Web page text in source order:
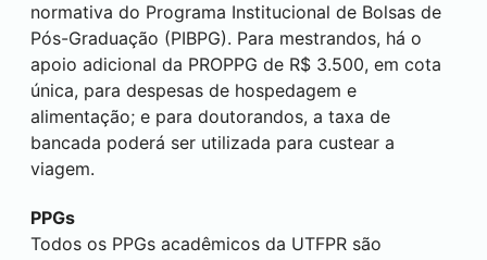
normativa do Programa Institucional de Bolsas de
Pós-Graduação (PIBPG). Para mestrandos, há o
apoio adicional da PROPPG de R$ 3.500, em cota
única, para despesas de hospedagem e
alimentação; e para doutorandos, a taxa de
bancada poderá ser utilizada para custear a
viagem.
PPGs
Todos os PPGs acadêmicos da UTFPR são